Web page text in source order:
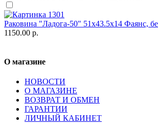
Раковина "Ладога-50" 51х43.5х14 Фаянс,
1150.00 р.
О магазине
НОВОСТИ
О МАГАЗИНЕ
ВОЗВРАТ И ОБМЕН
ГАРАНТИИ
ЛИЧНЫЙ КАБИНЕТ